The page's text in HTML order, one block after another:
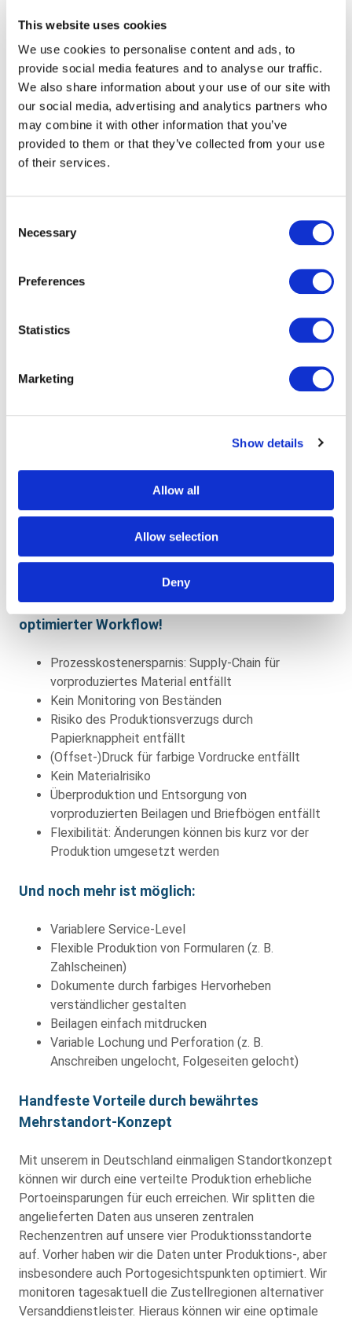
This website uses cookies
We use cookies to personalise content and ads, to
provide social media features and to analyse our traffic.
We also share information about your use of our site with
our social media, advertising and analytics partners who
may combine it with other information that you’ve
provided to them or that they’ve collected from your use
of their services.
Selection
Necessary
Preferences
Statistics
Marketing
Show details
Allow all
Allow selection
Deny
Maximum an Flexibilität, farbig oder s/w, sowohl im
In den folgenden Schritten erfolgen die
attraktive Service Levels.
auch die Beschaffung und Logistik des
Materialeinkauf, Wareneingangsprüfung,
White Paper Factory
Mit der White Paper Factory werden Blankopapiere
der Maschine mit vorgedrucktem, individuellem Material
entfällt
Keine Vorproduktion nötig – Kosten sparen –
optimierter Workflow!
Prozesskostenersparnis: Supply-Chain für
vorproduziertes Material entfällt
Kein Monitoring von Beständen
Risiko des Produktionsverzugs durch
Papierknappheit entfällt
(Offset-)Druck für farbige Vordrucke entfällt
Kein Materialrisiko
Überproduktion und Entsorgung von
vorproduzierten Beilagen und Briefbögen entfällt
Flexibilität: Änderungen können bis kurz vor der
Produktion umgesetzt werden
Und noch mehr ist möglich:
Variablere Service-Level
Flexible Produktion von Formularen (z. B.
Zahlscheinen)
Dokumente durch farbiges Hervorheben
verständlicher gestalten
Beilagen einfach mitdrucken
Variable Lochung und Perforation (z. B.
Anschreiben ungelocht, Folgeseiten gelocht)
Handfeste Vorteile durch bewährtes
Mehrstandort-Konzept
Mit unserem in Deutschland einmaligen Standortkonzept
können wir durch eine verteilte Produktion erhebliche
Portoeinsparungen für euch erreichen. Wir splitten die
angelieferten Daten aus unseren zentralen
Rechenzentren auf unsere vier Produktionsstandorte
auf. Vorher haben wir die Daten unter Produktions-, aber
insbesondere auch Portogesichtspunkten optimiert. Wir
monitoren tagesaktuell die Zustellregionen alternativer
Versanddienstleister. Hieraus können wir eine optimale